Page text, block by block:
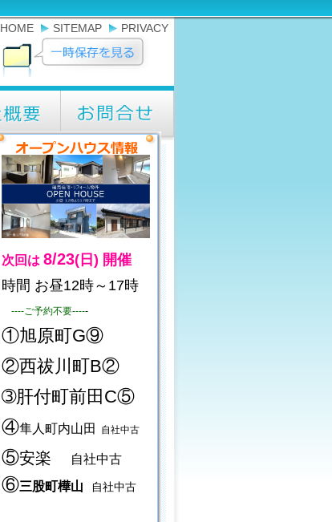
HOME SITEMAP PRIVACY
次回は 8/23(日) 開催
時間 お昼12時～17時
----ご予約不要-----
①旭原町G⑨
②西祓川町B②
➂肝付町前田C⑤
④隼人町内山田 自社中古
⑤安楽 自社中古
⑥三股町樺山 自社中古